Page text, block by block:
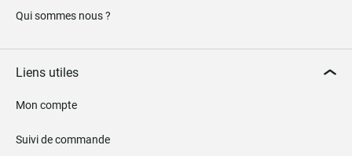
Qui sommes nous ?
Liens utiles
Mon compte
Suivi de commande